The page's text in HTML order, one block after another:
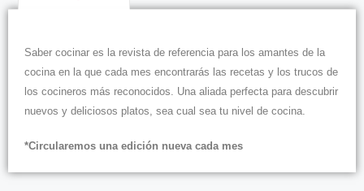
Saber cocinar es la revista de referencia para los amantes de la
cocina en la que cada mes encontrarás las recetas y los trucos de
los cocineros más reconocidos. Una aliada perfecta para descubrir
nuevos y deliciosos platos, sea cual sea tu nivel de cocina.
*Circularemos una edición nueva cada mes